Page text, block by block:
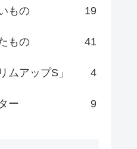
もの 19
もの 41
ムアップS」 4
ー 9